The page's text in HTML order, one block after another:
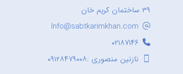
۳۹ ساختمان کریم خان
Info@sabtkarimkhan.com
۰۲۱۸۷۱۴۶
نازنین منصوری :۰۹۱۲۸۴۷۹۰۰۸